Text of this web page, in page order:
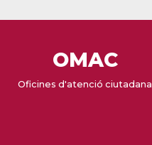
OMAC
Oficines d'atenció ciutadana